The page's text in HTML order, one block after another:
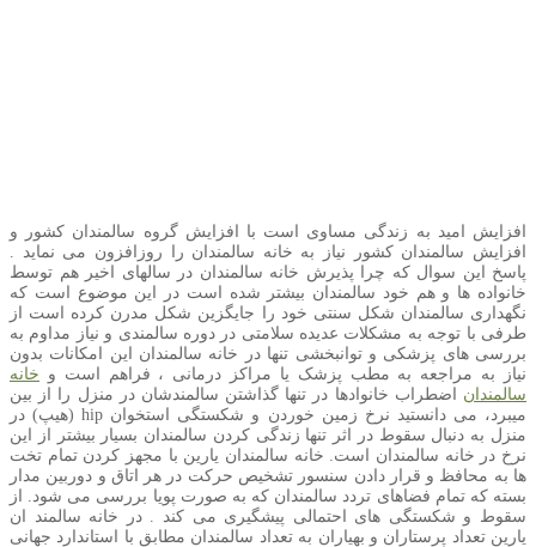
افزایش امید به زندگی مساوی است با افزایش گروه سالمندان کشور و
افزایش سالمندان کشور نیاز به خانه سالمندان را روزافزون می نماید .
پاسخ این سوال که چرا پذیرش خانه سالمندان در سالهای اخیر هم توسط
خانواده ها و هم خود سالمندان بیشتر شده است در این موضوع است که
نگهداری سالمندان شکل سنتی خود را جایگزین شکل مدرن کرده است از
طرفی با توجه به مشکلات عدیده سلامتی در دوره سالمندی و نیاز مداوم به
بررسی های پزشکی و توانبخشی تنها در خانه سالمندان این امکانات بدون
نیاز به مراجعه به مطب پزشک یا مراکز درمانی ، فراهم است و خانه
سالمندان اضطراب خانوادها در تنها گذاشتن سالمندشان در منزل را از بین
میبرد، می دانستید نرخ زمین خوردن و شکستگی استخوان hip (هیپ) در
منزل به دنبال سقوط در اثر تنها زندگی کردن سالمندان بسیار بیشتر از این
نرخ در خانه سالمندان است. خانه سالمندان یارین با مجهز کردن تمام تخت
ها به محافظ و قرار دادن سنسور تشخیص حرکت در هر اتاق و دوربین مدار
بسته که تمام فضاهای تردد سالمندان که به صورت پویا بررسی می شود. از
سقوط و شکستگی های احتمالی پیشگیری می کند . در خانه سالمند ان
یارین تعداد پرستاران و بهیاران به تعداد سالمندان مطابق با استاندارد جهانی